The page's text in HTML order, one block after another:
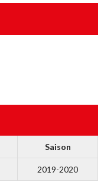
Saison
2019-2020